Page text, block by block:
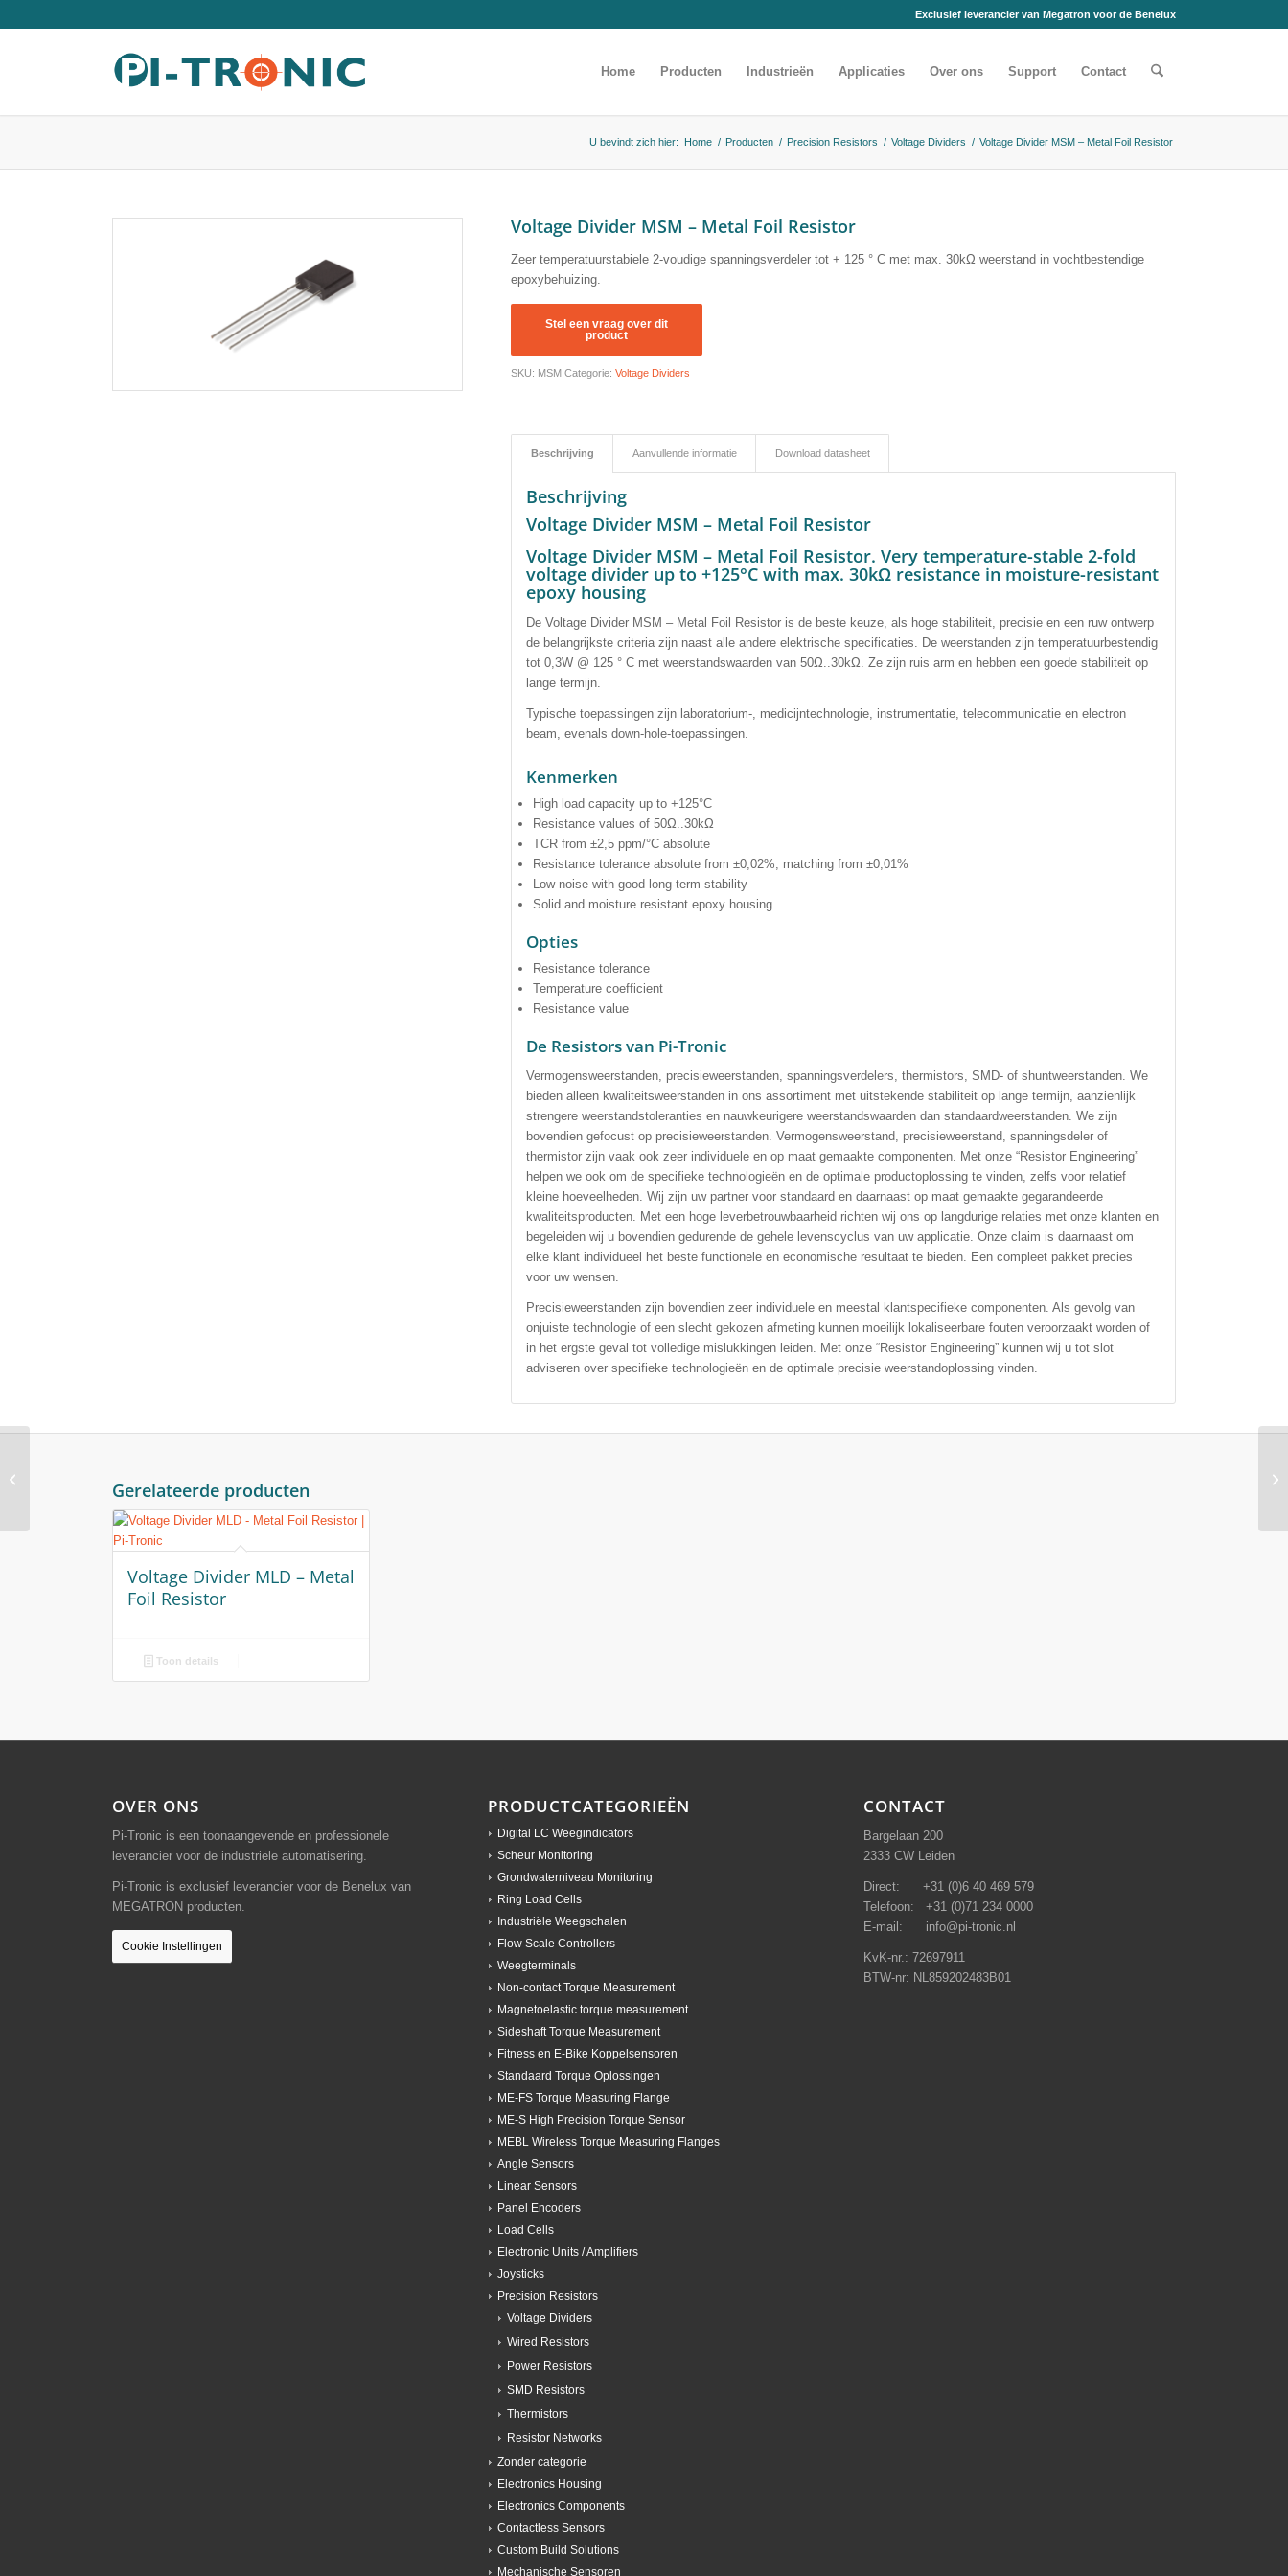
Exclusief leverancier van Megatron voor de Benelux
Home Producten Industrieën Applicaties Over ons Support Contact
U bevindt zich hier: Home / Producten / Precision Resistors / Voltage Dividers / Voltage Divider MSM – Metal Foil Resistor
Voltage Divider MSM – Metal Foil Resistor
Zeer temperatuurstabiele 2-voudige spanningsverdeler tot + 125 ° C met max. 30kΩ weerstand in vochtbestendige
epoxybehuizing.
SKU: MSM Categorie:Voltage Dividers
Beschrijving Aanvullende informatie Download datasheet
Beschrijving
Voltage Divider MSM – Metal Foil Resistor
Voltage Divider MSM – Metal Foil Resistor. Very temperature-stable 2-fold
voltage divider up to +125°C with max. 30kΩ resistance in moisture-resistant
epoxy housing
De Voltage Divider MSM – Metal Foil Resistor is de beste keuze, als hoge stabiliteit, precisie en een ruw ontwerp
de belangrijkste criteria zijn naast alle andere elektrische specificaties. De weerstanden zijn temperatuurbestendig
tot 0,3W @ 125 ° C met weerstandswaarden van 50Ω..30kΩ. Ze zijn ruis arm en hebben een goede stabiliteit op
lange termijn.
Typische toepassingen zijn laboratorium-, medicijntechnologie, instrumentatie, telecommunicatie en electron
beam, evenals down-hole-toepassingen.
Kenmerken
High load capacity up to +125°C
Resistance values of 50Ω..30kΩ
TCR from ±2,5 ppm/°C absolute
Resistance tolerance absolute from ±0,02%, matching from ±0,01%
Low noise with good long-term stability
Solid and moisture resistant epoxy housing
Opties
Resistance tolerance
Temperature coefficient
Resistance value
De Resistors van Pi-Tronic
Vermogensweerstanden, precisieweerstanden, spanningsverdelers, thermistors, SMD- of shuntweerstanden. We
bieden alleen kwaliteitsweerstanden in ons assortiment met uitstekende stabiliteit op lange termijn, aanzienlijk
strengere weerstandstoleranties en nauwkeurigere weerstandswaarden dan standaardweerstanden. We zijn
bovendien gefocust op precisieweerstanden. Vermogensweerstand, precisieweerstand, spanningsdeler of
thermistor zijn vaak ook zeer individuele en op maat gemaakte componenten. Met onze “Resistor Engineering”
helpen we ook om de specifieke technologieën en de optimale productoplossing te vinden, zelfs voor relatief
kleine hoeveelheden. Wij zijn uw partner voor standaard en daarnaast op maat gemaakte gegarandeerde
kwaliteitsproducten. Met een hoge leverbetrouwbaarheid richten wij ons op langdurige relaties met onze klanten en
begeleiden wij u bovendien gedurende de gehele levenscyclus van uw applicatie. Onze claim is daarnaast om
elke klant individueel het beste functionele en economische resultaat te bieden. Een compleet pakket precies
voor uw wensen.
Precisieweerstanden zijn bovendien zeer individuele en meestal klantspecifieke componenten. Als gevolg van
onjuiste technologie of een slecht gekozen afmeting kunnen moeilijk lokaliseerbare fouten veroorzaakt worden of
in het ergste geval tot volledige mislukkingen leiden. Met onze “Resistor Engineering” kunnen wij u tot slot
adviseren over specifieke technologieën en de optimale precisie weerstandoplossing vinden.
Gerelateerde producten
Voltage Divider MLD – Metal
Foil Resistor
Toon details
OVER ONS
Pi-Tronic is een toonaangevende en professionele
leverancier voor de industriële automatisering.
Pi-Tronic is exclusief leverancier voor de Benelux van
MEGATRON producten.
Cookie Instellingen
PRODUCTCATEGORIEËN
Digital LC Weegindicators
Scheur Monitoring
Grondwaterniveau Monitoring
Ring Load Cells
Industriële Weegschalen
Flow Scale Controllers
Weegterminals
Non-contact Torque Measurement
Magnetoelastic torque measurement
Sideshaft Torque Measurement
Fitness en E-Bike Koppelsensoren
Standaard Torque Oplossingen
ME-FS Torque Measuring Flange
ME-S High Precision Torque Sensor
MEBL Wireless Torque Measuring Flanges
Angle Sensors
Linear Sensors
Panel Encoders
Load Cells
Electronic Units / Amplifiers
Joysticks
Precision Resistors
Voltage Dividers
Wired Resistors
Power Resistors
SMD Resistors
Thermistors
Resistor Networks
Zonder categorie
Electronics Housing
Electronics Components
Contactless Sensors
Custom Build Solutions
Mechanische Sensoren
CONTACT
Bargelaan 200
2333 CW Leiden
Direct: +31 (0)6 40 469 579
Telefoon: +31 (0)71 234 0000
E-mail: info@pi-tronic.nl
KvK-nr.: 72697911
BTW-nr: NL859202483B01
Metal Foil Resistor